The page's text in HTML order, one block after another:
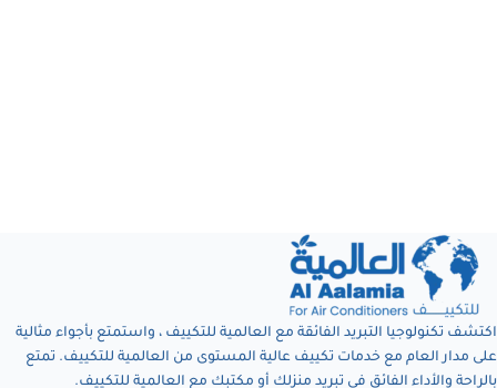
اكتشف تكنولوجيا التبريد الفائقة مع العالمية للتكييف ، واستمتع بأجواء مثالية
على مدار العام مع خدمات تكييف عالية المستوى من العالمية للتكييف. تمتع
بالراحة والأداء الفائق في تبريد منزلك أو مكتبك مع العالمية للتكييف.